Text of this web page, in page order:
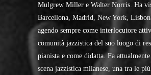
Mulgrew Miller e Walter Norris. Ha
Barcellona, Madrid, New York,
agendo sempre come interlocutore
comunità jazzistica del suo luogo di
pianista e come didatta. Fa
scena jazzistica milanese, una tra le